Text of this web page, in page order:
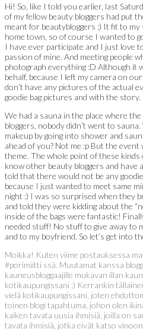
Hi! So, like I told you earlier, last
of my fellow beauty bloggers had put
meant for beautybloggers :) It fit to my
home town, so of course I wanted to
I have ever participate and I just love
passion of mine. And meeting people
photograph everything :D Although it
behalf, because I left my camera on
don’t have any pictures of the actual
goodie bag pictures and with the story.
We had a sauna in the place where
bloggers, nobody didn’t went to
makeup by going into shower and
ahead of you? Not me :p But the
theme. The whole point of these kinds
know other beauty bloggers and have
told that there would not be any
because I just wanted to meet same
night :) I was so surprised when they
and told they were kidding about the
inside of the bags were fantastic!
needed stuff! No stuff to give away to
and to my boyfriend. So let’s get into
Moikka! Kuten viime postauksessa
#porimiitti ssä. Muutamat kanssa
kauneusbloggaajille mukavan illan
kotikaupungissani :) Kerrankin
vielä kotikaupungissani, joten
toinen blogi tapahtuma, johon olen
kaiken tavata uusia ihmisiä, joilla on
tavata ihmisiä, jotka eivät katso